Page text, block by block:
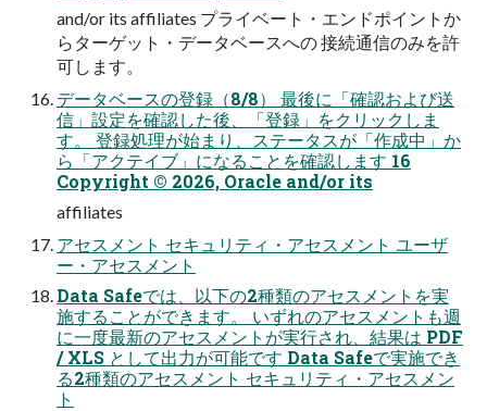
and/or its affiliates プライベート・エンドポイントか
らターゲット・データベースへの 接続通信のみを許
可します。
データベースの登録（8/8） 最後に「確認および送
信」設定を確認した後、「登録」をクリックしま
す。 登録処理が始まり、ステータスが「作成中」か
ら「アクテイブ」になることを確認します 16
Copyright © 2026, Oracle and/or its
affiliates
アセスメント セキュリティ・アセスメント ユーザ
ー・アセスメント
Data Safeでは、以下の2種類のアセスメントを実
施することができます。 いずれのアセスメントも週
に一度最新のアセスメントが実行され、結果は PDF
/ XLS として出力が可能です Data Safeで実施でき
る2種類のアセスメント セキュリティ・アセスメン
ト